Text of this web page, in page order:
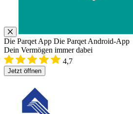
Die Parqet App Die Parqet Android-App
Dein Vermögen immer dabei
4,7
Jetzt öffnen